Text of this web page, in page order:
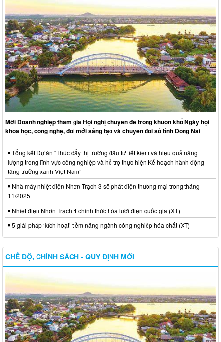
Mời Doanh nghiệp tham gia Hội nghị chuyên đề trong khuôn khổ Ngày hội
khoa học, công nghệ, đổi mới sáng tạo và chuyển đổi số tỉnh Đồng Nai
Tổng kết Dự án “Thúc đẩy thị trường đầu tư tiết kiệm và hiệu quả năng
lượng trong lĩnh vực công nghiệp và hỗ trợ thực hiện Kế hoạch hành động
tăng trưởng xanh Việt Nam”
Nhà máy nhiệt điện Nhơn Trạch 3 sẽ phát điện thương mại trong tháng
11/2025
Nhiệt điện Nhơn Trạch 4 chính thức hòa lưới điện quốc gia (XT)
5 giải pháp ‘kích hoạt’ tiềm năng ngành công nghiệp hóa chất (XT)
CHẾ ĐỘ, CHÍNH SÁCH - QUY ĐỊNH MỚI